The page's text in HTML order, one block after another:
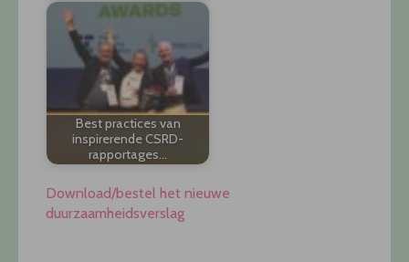
Best practices van
inspirerende CSRD-
rapportages…
Download/bestel het nieuwe
duurzaamheidsverslag